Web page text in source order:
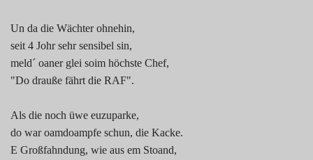
Un da die Wächter ohnehin,
seit 4 Johr sehr sensibel sin,
meld´ oaner glei soim höchste Chef,
"Do drauße fährt die RAF".
Als die noch üwe euzuparke,
do war oamdoampfe schun, die Kacke.
E Großfahndung, wie aus em Stoand,